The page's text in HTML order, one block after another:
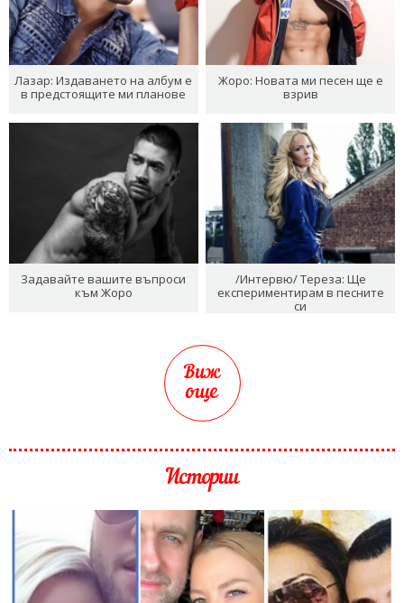
Лазар: Издаването на албум е
в предстоящите ми планове
Жоро: Новата ми песен ще е
взрив
Задавайте вашите въпроси
към Жоро
/Интервю/ Тереза: Ще
експериментирам в песните
си
Виж
още
Истории